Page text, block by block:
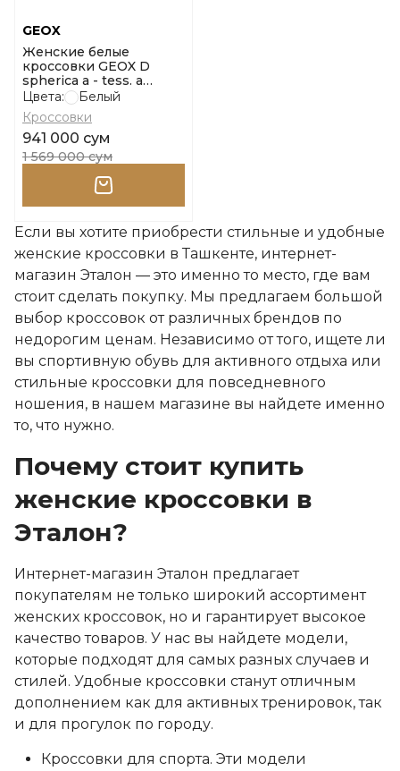
GEOX
Женские белые
кроссовки GEOX D
spherica a - tess. a
maglia размер 36
Цвета:
Белый
Кроссовки
941 000 сум
1 569 000 сум
Если вы хотите приобрести стильные и удобные
женские кроссовки в Ташкенте, интернет-
магазин Эталон — это именно то место, где вам
стоит сделать покупку. Мы предлагаем большой
выбор кроссовок от различных брендов по
недорогим ценам. Независимо от того, ищете ли
вы спортивную обувь для активного отдыха или
стильные кроссовки для повседневного
ношения, в нашем магазине вы найдете именно
то, что нужно.
Почему стоит купить
женские кроссовки в
Эталон?
Интернет-магазин Эталон предлагает
покупателям не только широкий ассортимент
женских кроссовок, но и гарантирует высокое
качество товаров. У нас вы найдете модели,
которые подходят для самых разных случаев и
стилей. Удобные кроссовки станут отличным
дополнением как для активных тренировок, так
и для прогулок по городу.
Кроссовки для спорта. Эти модели